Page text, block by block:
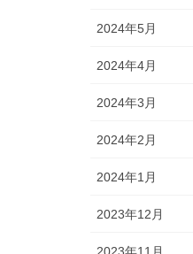
2024年5月
2024年4月
2024年3月
2024年2月
2024年1月
2023年12月